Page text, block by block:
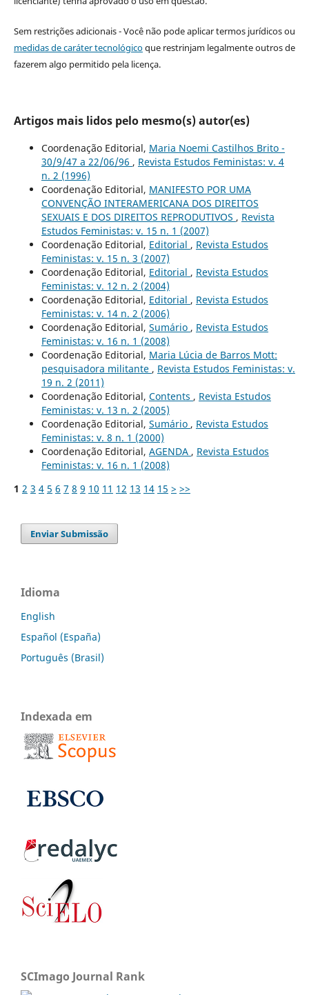
Sem restrições adicionais - Você não pode aplicar termos jurídicos ou
medidas de caráter tecnológicoque restrinjam legalmente outros de
fazerem algo permitido pela licença.
Artigos mais lidos pelo mesmo(s) autor(es)
Coordenação Editorial, Maria Noemi Castilhos Brito -
30/9/47 a 22/06/96 , Revista Estudos Feministas: v. 4
n. 2 (1996)
Coordenação Editorial, MANIFESTO POR UMA
CONVENÇÃO INTERAMERICANA DOS DIREITOS
SEXUAIS E DOS DIREITOS REPRODUTIVOS , Revista
Estudos Feministas: v. 15 n. 1 (2007)
Coordenação Editorial, Editorial , Revista Estudos
Feministas: v. 15 n. 3 (2007)
Coordenação Editorial, Editorial , Revista Estudos
Feministas: v. 12 n. 2 (2004)
Coordenação Editorial, Editorial , Revista Estudos
Feministas: v. 14 n. 2 (2006)
Coordenação Editorial, Sumário , Revista Estudos
Feministas: v. 16 n. 1 (2008)
Coordenação Editorial, Maria Lúcia de Barros Mott:
pesquisadora militante , Revista Estudos Feministas: v.
19 n. 2 (2011)
Coordenação Editorial, Contents , Revista Estudos
Feministas: v. 13 n. 2 (2005)
Coordenação Editorial, Sumário , Revista Estudos
Feministas: v. 8 n. 1 (2000)
Coordenação Editorial, AGENDA , Revista Estudos
Feministas: v. 16 n. 1 (2008)
1 2 3 4 5 6 7 8 9 10 11 12 13 14 15 > >>
Enviar Submissão
Idioma
English
Español (España)
Português (Brasil)
Indexada em
SCImago Journal Rank